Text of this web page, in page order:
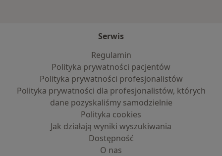
Serwis
Regulamin
Polityka prywatności pacjentów
Polityka prywatności profesjonalistów
Polityka prywatności dla profesjonalistów, których
dane pozyskaliśmy samodzielnie
Polityka cookies
Jak działają wyniki wyszukiwania
Dostępność
O nas